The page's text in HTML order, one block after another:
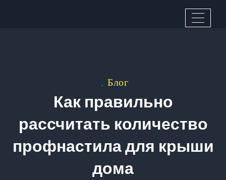
Блог
Как правильно
рассчитать количество
профнастила для крыши
дома